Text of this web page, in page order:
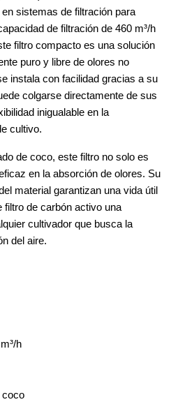
sistemas de filtración para
de filtración de 460 m³/h
filtro compacto es una solución
puro y libre de olores no
instala con facilidad gracias a su
colgarse directamente de sus
inigualable en la
cultivo.
de coco, este filtro no solo es
en la absorción de olores. Su
material garantizan una vida útil
filtro de carbón activo una
cultivador que busca la
del aire.
h
coco